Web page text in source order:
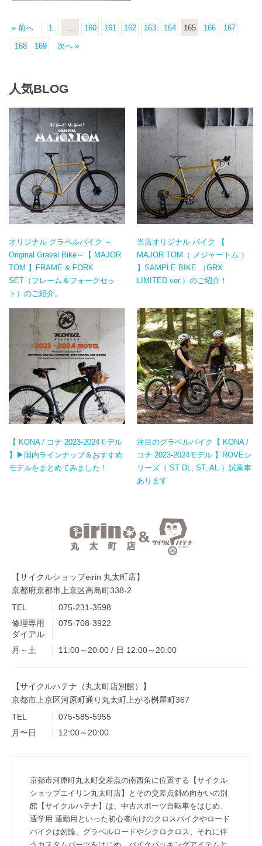
« 前へ 1 … 160 161 162 163 164 165 166 167
168 169 次へ »
人気BLOG
オリジナル グラベルバイク ～
Original Gravel Bike～【 MAJOR
TOM 】FRAME & FORK
SET（フレーム＆フォークセッ
ト）のご紹介。
当店オリジナル バイク 【
MAJOR TOM（ メジャートム ）
】SAMPLE BIKE （GRX
LIMITED ver.）のご紹介！
【 KONA / コナ 2023-2024モデル
】▶国内ラインナップ＆おすすめ
モデルをまとめてみました！
注目のグラベルバイク【 KONA /
コナ 2023-2024モデル 】ROVEシ
リーズ（ ST DL, ST, AL ）試乗車
あります
【サイクルショップeirin 丸太町店】
京都府京都市上京区高島町338-2
TEL
075-231-3598
修理専用
ダイアル
075-708-3922
月～土 11:00～20:00 / 日 12:00～20:00
【サイクルハテナ（丸太町店別館）】
京都市上京区河原町通り丸太町上がる桝屋町367
TEL
075-585-5955
月〜日
12:00～20:00
京都市河原町丸太町交差点の南西角に位置する【サイクル
ショップエイリン丸太町店】とその交差点斜め向かいの別
館【サイクルハテナ】は、中古スポーツ自転車をはじめ、
通学用 通勤用といった初心者向けのクロスバイクやロード
バイクは勿論、グラベルロードやシクロクロス、それに伴